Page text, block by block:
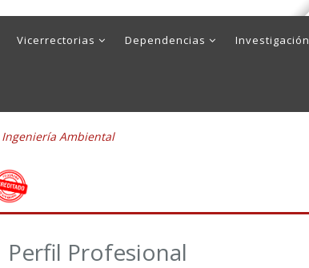
Vicerrectorias Dependencias Investigación
Ingeniería Ambiental
Perfil Profesional